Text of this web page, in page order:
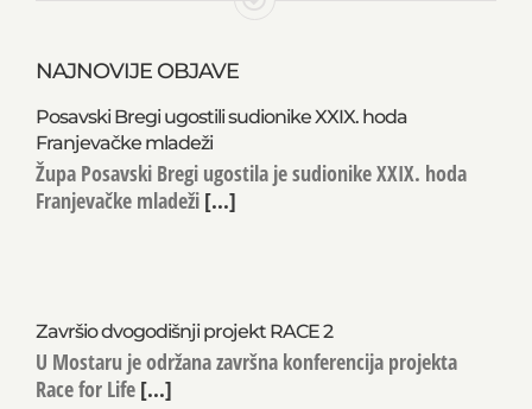
NAJNOVIJE OBJAVE
Posavski Bregi ugostili sudionike XXIX. hoda
Franjevačke mladeži
Župa Posavski Bregi ugostila je sudionike XXIX. hoda
Franjevačke mladeži [...]
Završio dvogodišnji projekt RACE 2
U Mostaru je održana završna konferencija projekta
Race for Life [...]